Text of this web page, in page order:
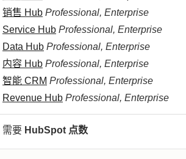
销售 Hub Professional, Enterprise
Service Hub Professional, Enterprise
Data Hub Professional, Enterprise
内容 Hub Professional, Enterprise
智能 CRM Professional, Enterprise
Revenue Hub Professional, Enterprise
需要 HubSpot 点数